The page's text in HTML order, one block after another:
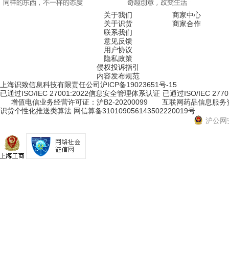
关于我们
关于识货
联系我们
意见反馈
用户协议
隐私政策
侵权投诉指引
内容发布规范
商家中心
商家合作
上海识致信息科技有限责任公司沪ICP备19023651号-15
已通过ISO/IEC 27001:2022信息安全管理体系认证 已通过ISO/IEC
增值电信业务经营许可证：沪B2-20200099
互联网药品信息服
识货个性化推送类算法 网信算备310109056143502220019号
沪公网